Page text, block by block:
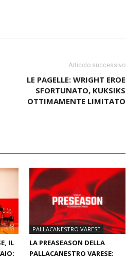
Articolo successivo
LE PAGELLE: WRIGHT EROE
SFORTUNATO, KUKSIKS
OTTIMAMENTE LIMITATO
IL
PALLACANESTRO VARESE
LA PREASEASON DELLA
PALLACANESTRO VARESE: